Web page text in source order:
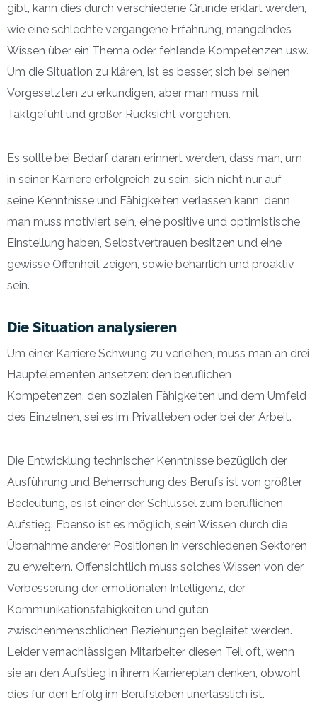
gibt, kann dies durch verschiedene Gründe erklärt werden,
wie eine schlechte vergangene Erfahrung, mangelndes
Wissen über ein Thema oder fehlende Kompetenzen usw.
Um die Situation zu klären, ist es besser, sich bei seinen
Vorgesetzten zu erkundigen, aber man muss mit
Taktgefühl und großer Rücksicht vorgehen.
Es sollte bei Bedarf daran erinnert werden, dass man, um
in seiner Karriere erfolgreich zu sein, sich nicht nur auf
seine Kenntnisse und Fähigkeiten verlassen kann, denn
man muss motiviert sein, eine positive und optimistische
Einstellung haben, Selbstvertrauen besitzen und eine
gewisse Offenheit zeigen, sowie beharrlich und proaktiv
sein.
Die Situation analysieren
Um einer Karriere Schwung zu verleihen, muss man an drei
Hauptelementen ansetzen: den beruflichen
Kompetenzen, den sozialen Fähigkeiten und dem Umfeld
des Einzelnen, sei es im Privatleben oder bei der Arbeit.
Die Entwicklung technischer Kenntnisse bezüglich der
Ausführung und Beherrschung des Berufs ist von größter
Bedeutung, es ist einer der Schlüssel zum beruflichen
Aufstieg. Ebenso ist es möglich, sein Wissen durch die
Übernahme anderer Positionen in verschiedenen Sektoren
zu erweitern. Offensichtlich muss solches Wissen von der
Verbesserung der emotionalen Intelligenz, der
Kommunikationsfähigkeiten und guten
zwischenmenschlichen Beziehungen begleitet werden.
Leider vernachlässigen Mitarbeiter diesen Teil oft, wenn
sie an den Aufstieg in ihrem Karriereplan denken, obwohl
dies für den Erfolg im Berufsleben unerlässlich ist.